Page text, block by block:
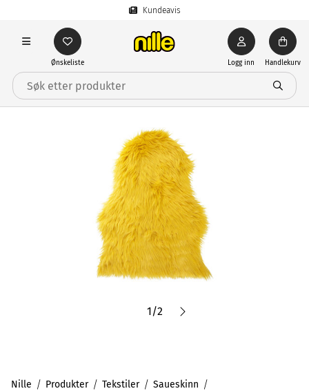
Kundeavis
Ønskeliste Logg inn Handlekurv
1/2
Nille Produkter Tekstiler Saueskinn